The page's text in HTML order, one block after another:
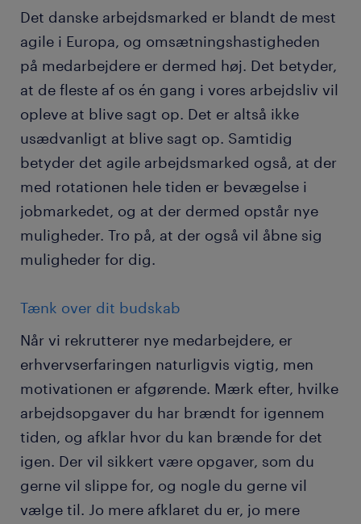
Det danske arbejdsmarked er blandt de mest
agile i Europa, og omsætningshastigheden
på medarbejdere er dermed høj. Det betyder,
at de fleste af os én gang i vores arbejdsliv vil
opleve at blive sagt op. Det er altså ikke
usædvanligt at blive sagt op. Samtidig
betyder det agile arbejdsmarked også, at der
med rotationen hele tiden er bevægelse i
jobmarkedet, og at der dermed opstår nye
muligheder. Tro på, at der også vil åbne sig
muligheder for dig.
Tænk over dit budskab
Når vi rekrutterer nye medarbejdere, er
erhvervserfaringen naturligvis vigtig, men
motivationen er afgørende. Mærk efter, hvilke
arbejdsopgaver du har brændt for igennem
tiden, og afklar hvor du kan brænde for det
igen. Der vil sikkert være opgaver, som du
gerne vil slippe for, og nogle du gerne vil
vælge til. Jo mere afklaret du er, jo mere